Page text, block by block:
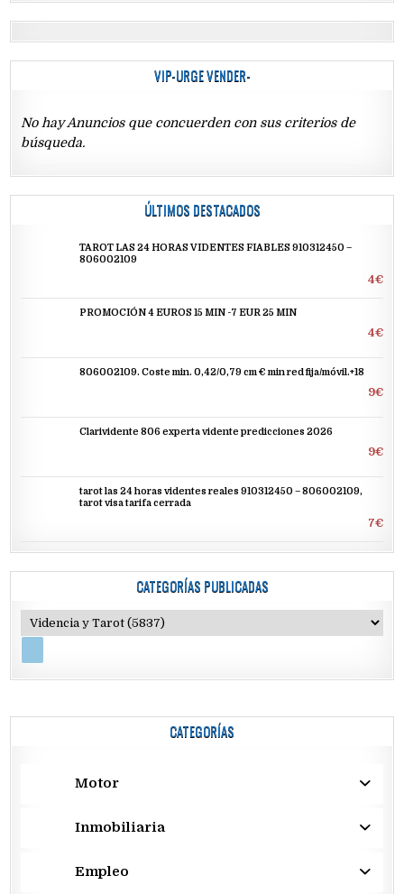
VIP-URGE VENDER-
No hay Anuncios que concuerden con sus criterios de
búsqueda.
ÚLTIMOS DESTACADOS
TAROT LAS 24 HORAS VIDENTES FIABLES 910312450 –
806002109
4€
PROMOCIÓN 4 EUROS 15 MIN -7 EUR 25 MIN
4€
806002109. Coste min. 0,42/0,79 cm € min red fija/móvil.+18
9€
Clarividente 806 experta vidente predicciones 2026
9€
tarot las 24 horas videntes reales 910312450 – 806002109,
tarot visa tarifa cerrada
7€
CATEGORÍAS PUBLICADAS
CATEGORÍAS
Motor
Inmobiliaria
Empleo